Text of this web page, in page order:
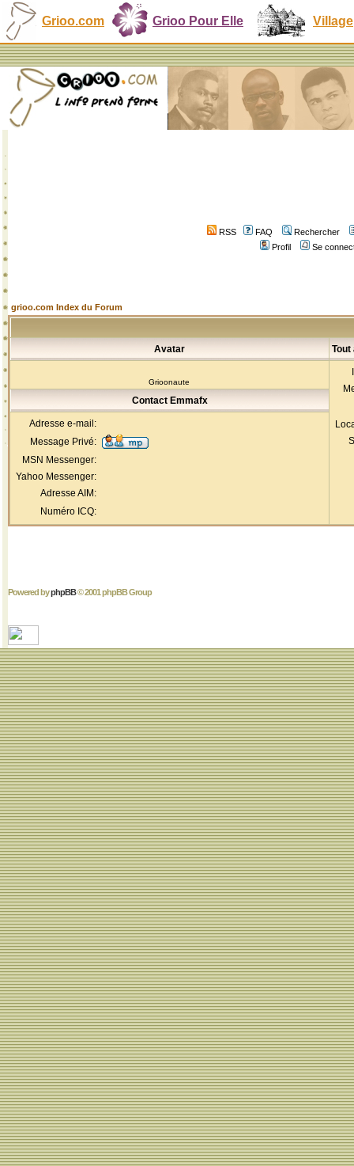
Grioo.com Grioo Pour Elle Village
RSS FAQ
Rechercher
Profil
Se
grioo.com Index du Forum
Avatar Tout
Grioonaute
Contact Emmafx
Adresse e-mail:
Message Privé:
MSN Messenger:
Yahoo Messenger:
Adresse AIM:
Numéro ICQ:
Powered byphpBB© 2001 phpBB Group